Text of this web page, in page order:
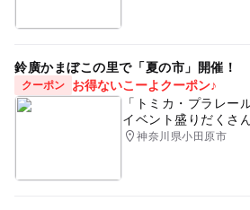
鈴廣かまぼこの里で「夏の市」開催！
クーポン
お得ないこーよクーポン♪
「トミカ・プラレー
イベント盛りだくさ
神奈川県小田原市